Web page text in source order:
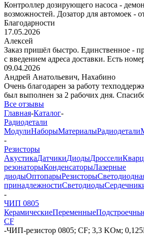
Контроллер дозирующего насоса -
возможностей. Дозатор для автомоек -
Благодарности
17.05.2026
Алексей
Заказ пришёл быстро. Единственное -
с введением адреса доставки. Есть
09.04.2026
Андрей Анатольевич, Нахабино
Очень благодарен за работу
был выполнен за 2 рабочих дня.
Все отзывы
Главная-Каталог-
Радиодетали
МодулиНаборыМатериалыРадиодетали
-
Резисторы
АкустикаДатчикиДиодыДроссели
резонаторыКонденсаторыЛазерные
диодыОптопарыРезисторы
принадлежностиСветодиоды
-
ЧИП 0805
КерамическиеПеременные
CF
-ЧИП-резистор 0805; CF; 3,3 KОм;